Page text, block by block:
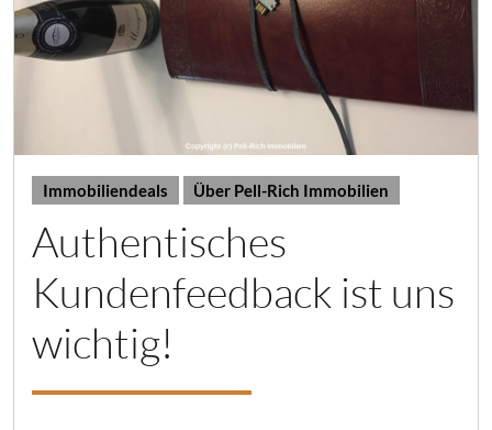
Immobiliendeals Über Pell-Rich Immobilien
Authentisches
Kundenfeedback ist uns
wichtig!